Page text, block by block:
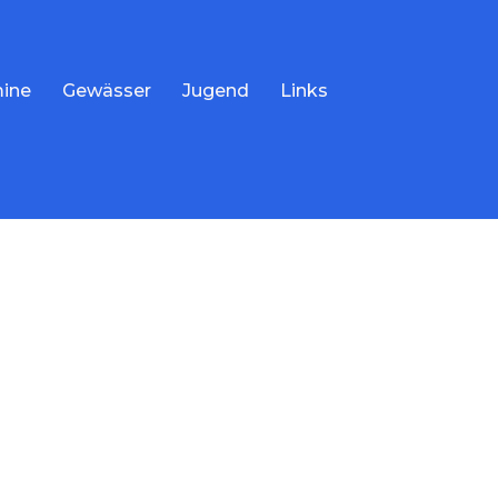
Gewässer Jugend Links